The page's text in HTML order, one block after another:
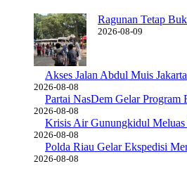
Ragunan Tetap
2026-08-09
Akses Jalan Abdul Muis
2026-08-08
Partai NasDem Gelar Program
2026-08-08
Krisis Air Gunungkidul Meluas
2026-08-08
Polda Riau Gelar Ekspedisi
2026-08-08